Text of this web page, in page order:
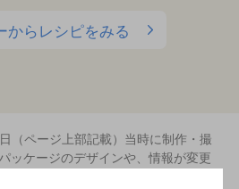
からレシピをみる
（ページ上部記載）当時に制作・撮
ッケージのデザインや、情報が変更